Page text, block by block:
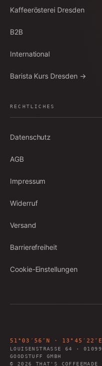
Kaffeerösterei Dresden
B2B
International
Barista Kurs Dresden →
RECHTLICHES
Datenschutz
AGB
Impressum
Widerruf
Versand
Barrierefreiheit
Cookie-Einstellungen
51°03′56″N · 13°45′22″E
LOUISENSTRASSE 64 ·01099
GOODSTUFF GMBH
©
2026 THAT'S COFFEEMADE